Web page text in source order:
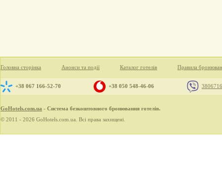
Головна сторінка Анонси та події Каталог готелів Правила
+38 067 166-52-70 +38 050 548-46-06
GoHotels.com.ua - Система безкоштовного бронювання готелів.
© 2011 - 2026 GoHotels.com.ua. Всі права захищені.